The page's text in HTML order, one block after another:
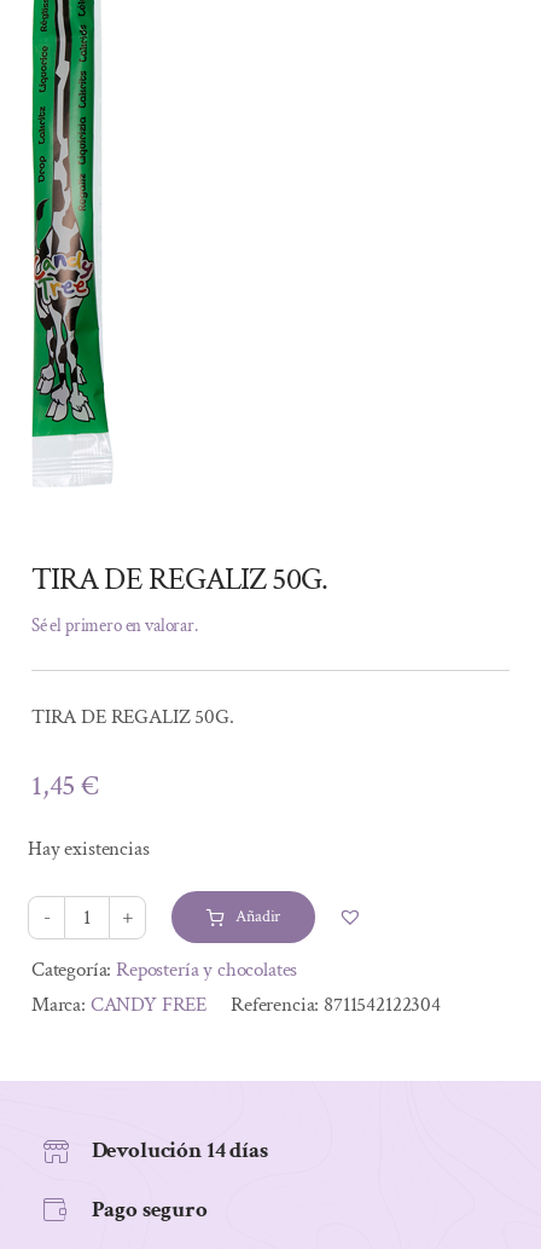
TIRA DE REGALIZ 50G.
Sé el primero en valorar.
TIRA DE REGALIZ 50G.
1,45€
Hay existencias
TIRA
DE
REGALIZ
Añadir
Alternative:
Categoría:Repostería y chocolates
Marca: CANDY FREE Referencia: 8711542122304
Devolución 14 días
Pago seguro